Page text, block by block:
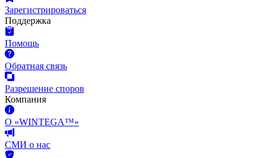
Зарегистрироваться
Поддержка
Помощь
Обратная связь
Разрешение споров
Компания
О «WINTEGA™»
СМИ о нас